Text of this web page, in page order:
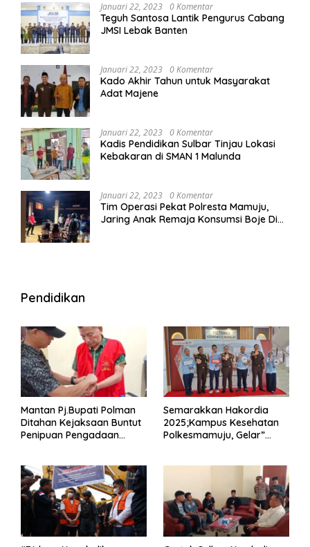
Januari 22, 2023 0 Komentar
Teguh Santosa Lantik Pengurus Cabang
JMSI Lebak Banten
Januari 22, 2023 0 Komentar
Kado Akhir Tahun untuk Masyarakat
Adat Majene
Januari 22, 2023 0 Komentar
Kadis Pendidikan Sulbar Tinjau Lokasi
Kebakaran di SMAN 1 Malunda
Januari 22, 2023 0 Komentar
Tim Operasi Pekat Polresta Mamuju,
Jaring Anak Remaja Konsumsi Boje Di
Pendidikan
Mantan Pj.Bupati Polman
Ditahan Kejaksaan Buntut
Penipuan Pengadaan
Semarakkan Hakordia
2025;Kampus Kesehatan
Polkesmamuju, Gelar”